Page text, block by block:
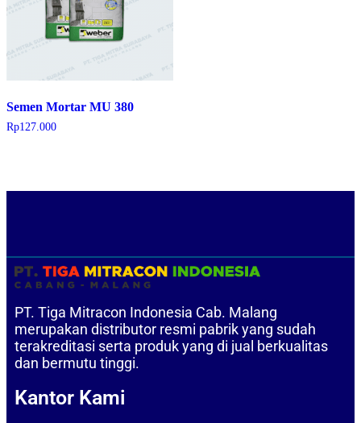
Semen Mortar MU 380
Rp127.000
PT. Tiga Mitracon Indonesia Cab. Malang
merupakan distributor resmi pabrik yang sudah
terakreditasi serta produk yang di jual berkualitas
dan bermutu tinggi.
Kantor Kami